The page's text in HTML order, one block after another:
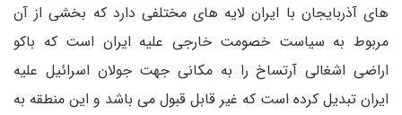
های آذربایجان با ایران لایه های مختلفی دارد که بخشی از آن
مربوط به سیاست خصومت خارجی علیه ایران است که باکو
اراضی اشغالی آرتساخ را به مکانی جهت جولان اسرائیل علیه
ایران تبدیل کرده است که غیر قابل قبول می باشد و این منطقه به